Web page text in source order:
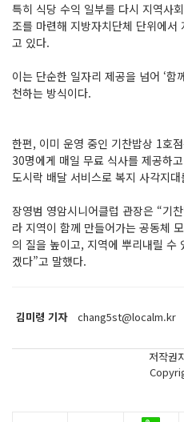
특히 식당 수익 일부를 다시 지역사
조를 마련해 지방자치단체 단위에서
고 있다.
이는 단순한 일자리 제공을 넘어 ‘함
천하는 방식이다.
한편, 이미 운영 중인 기찬밥상 1호
30명에게 매일 무료 식사를 제공하
도시락 배달 서비스로 복지 사각지
장영범 영암시니어클럽 관장은 “기
라 지역이 함께 만들어가는 공동체
의 질을 높이고, 지역에 뿌리내릴 수
겠다”고 말했다.
김미령 기자 chang5st@localm.kr
저작권